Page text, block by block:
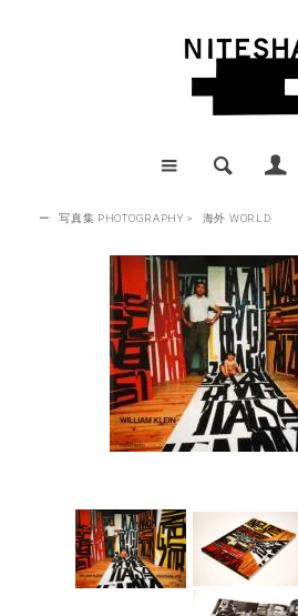
ー 写真集 PHOTOGRAPHY > 海外 WORLD